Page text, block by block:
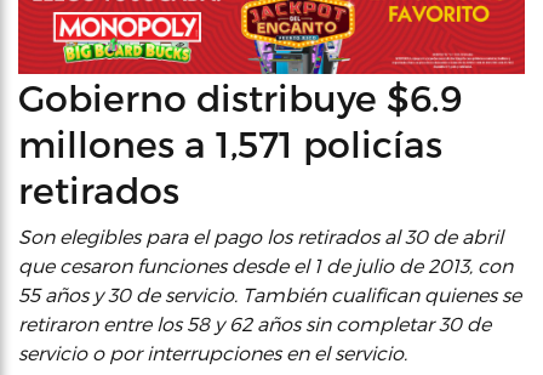
Gobierno distribuye $6.9
millones a 1,571 policías
retirados
Son elegibles para el pago los retirados al 30 de abril
que cesaron funciones desde el 1 de julio de 2013, con
55 años y 30 de servicio. También cualifican quienes se
retiraron entre los 58 y 62 años sin completar 30 de
servicio o por interrupciones en el servicio.